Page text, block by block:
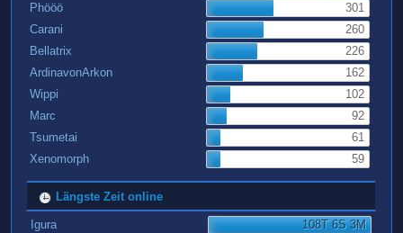
Phööö
301
Carani
260
Bellatrix
226
ArdinavonArkon
162
Wippi
102
Marc
92
Tsumetai
61
Xenomorph
59
Längste Zeit online
Igura
108T 6S 3M